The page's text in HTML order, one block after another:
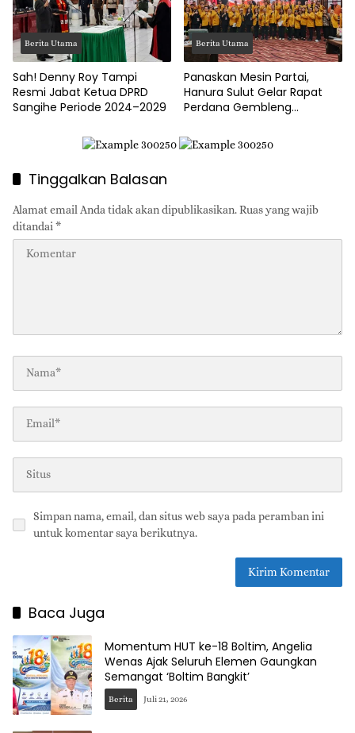
Berita Utama
Sah! Denny Roy Tampi
Resmi Jabat Ketua DPRD
Sangihe Periode 2024–2029
Berita Utama
Panaskan Mesin Partai,
Hanura Sulut Gelar Rapat
Perdana Gembleng
Tinggalkan Balasan
Alamat email Anda tidak akan dipublikasikan.Ruas yang wajib
ditandai *
Simpan nama, email, dan situs web saya pada peramban ini
untuk komentar saya berikutnya.
Baca Juga
Momentum HUT ke-18 Boltim, Angelia
Wenas Ajak Seluruh Elemen Gaungkan
Semangat ‘Boltim Bangkit’
Berita Juli 21, 2026